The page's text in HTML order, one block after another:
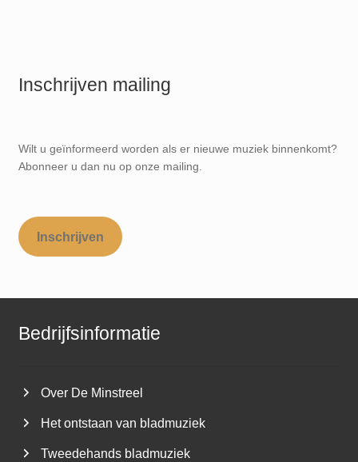
Inschrijven mailing
Wilt u geïnformeerd worden als er nieuwe muziek binnenkomt?
Abonneer u dan nu op onze mailing.
Inschrijven
Bedrijfsinformatie
Over De Minstreel
Het ontstaan van bladmuziek
Tweedehands bladmuziek